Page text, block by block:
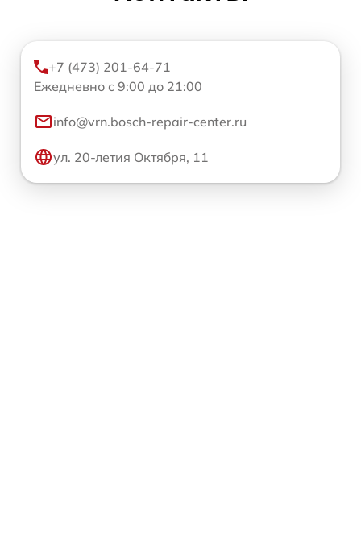
+7 (473) 201-64-71
Ежедневно с 9:00 до 21:00
info@vrn.bosch-repair-center.ru
ул. 20-летия Октября, 11